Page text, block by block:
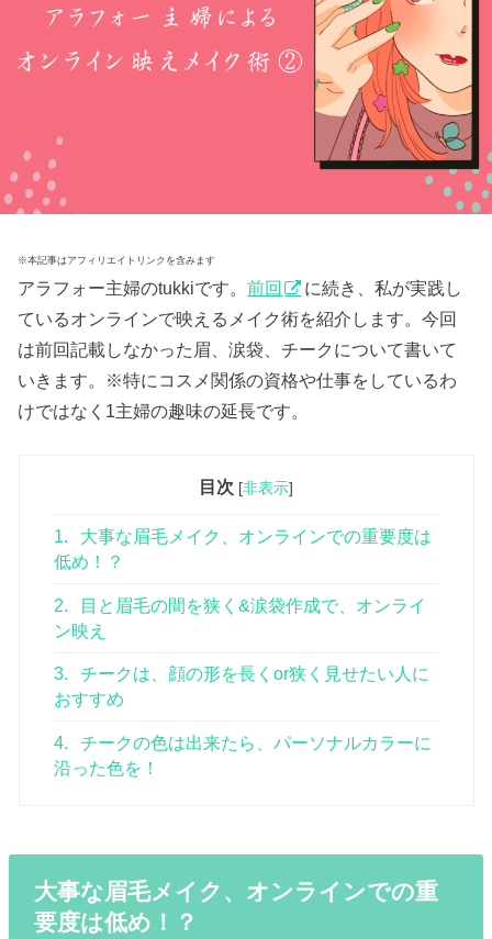
※本記事はアフィリエイトリンクを含みます
アラフォー主婦のtukkiです。前回
に続き、私が実践し
ているオンラインで映えるメイク術を紹介します。今回
は前回記載しなかった眉、涙袋、チークについて書いて
いきます。※特にコスメ関係の資格や仕事をしているわ
けではなく1主婦の趣味の延長です。
目次 [非表示]
1.
大事な眉毛メイク、オンラインでの重要度は
低め！？
2.
目と眉毛の間を狭く&涙袋作成で、オンライ
ン映え
3.
チークは、顔の形を長くor狭く見せたい人に
おすすめ
4.
チークの色は出来たら、パーソナルカラーに
沿った色を！
大事な眉毛メイク、オンラインでの重
要度は低め！？